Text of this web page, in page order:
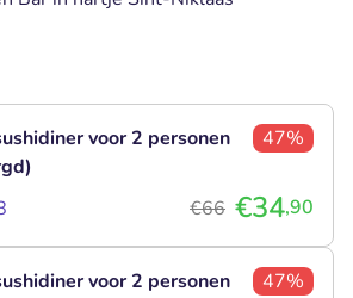
voor 2 personen
47%
€66 €34,90
voor 2 personen
47%